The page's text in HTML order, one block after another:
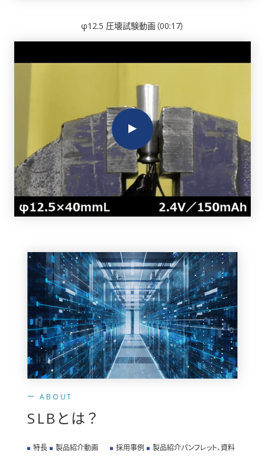
φ12.5 圧壊試験動画（00:17）
ABOUT
SLBとは？
特長 製品紹介動画 採用事例 製品紹介パンフレット、資料